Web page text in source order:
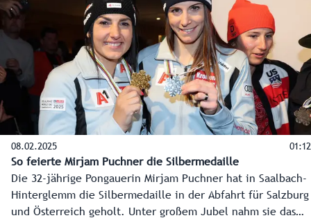
08.02.2025 01:12
So feierte Mirjam Puchner die Silbermedaille
Die 32-jährige Pongauerin Mirjam Puchner hat in Saalbach-
Hinterglemm die Silbermedaille in der Abfahrt für Salzburg
und Österreich geholt. Unter großem Jubel nahm sie das